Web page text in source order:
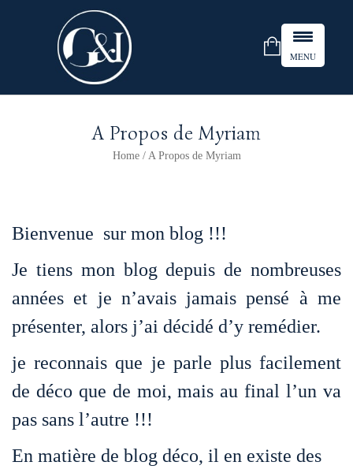
A Propos de Myriam
Home / A Propos de Myriam
Bienvenue sur mon blog !!!
Je tiens mon blog depuis de nombreuses
années et je n’avais jamais pensé à me
présenter, alors j’ai décidé d’y remédier.
je reconnais que je parle plus facilement
de déco que de moi, mais au final l’un va
pas sans l’autre !!!
En matière de blog déco, il en existe des
MENU